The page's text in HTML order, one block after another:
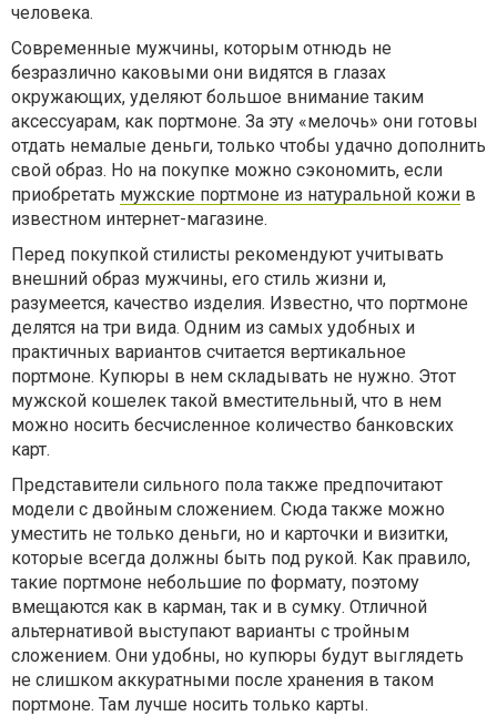
человека.
Современные мужчины, которым отнюдь не
безразлично каковыми они видятся в глазах
окружающих, уделяют большое внимание таким
аксессуарам, как портмоне. За эту «мелочь» они готовы
отдать немалые деньги, только чтобы удачно дополнить
свой образ. Но на покупке можно сэкономить, если
приобретать мужские портмоне из натуральной кожи в
известном интернет-магазине.
Перед покупкой стилисты рекомендуют учитывать
внешний образ мужчины, его стиль жизни и,
разумеется, качество изделия. Известно, что портмоне
делятся на три вида. Одним из самых удобных и
практичных вариантов считается вертикальное
портмоне. Купюры в нем складывать не нужно. Этот
мужской кошелек такой вместительный, что в нем
можно носить бесчисленное количество банковских
карт.
Представители сильного пола также предпочитают
модели с двойным сложением. Сюда также можно
уместить не только деньги, но и карточки и визитки,
которые всегда должны быть под рукой. Как правило,
такие портмоне небольшие по формату, поэтому
вмещаются как в карман, так и в сумку. Отличной
альтернативой выступают варианты с тройным
сложением. Они удобны, но купюры будут выглядеть
не слишком аккуратными после хранения в таком
портмоне. Там лучше носить только карты.